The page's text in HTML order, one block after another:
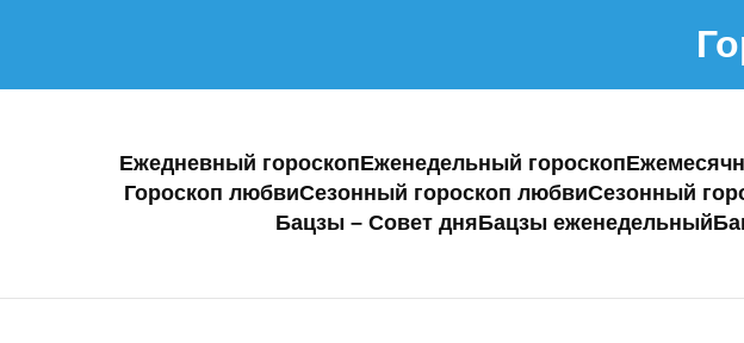
Ежедневный гороскопЕженедельный гороскоп
Гороскоп любвиСезонный гороскоп любвиСезонный
Бацзы – Совет дняБацзы еженедельный